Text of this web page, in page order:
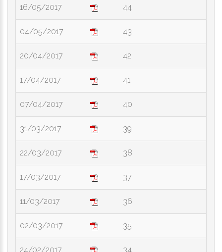
16/05/2017 44
04/05/2017 43
20/04/2017 42
17/04/2017 41
07/04/2017 40
31/03/2017 39
22/03/2017 38
17/03/2017 37
11/03/2017 36
02/03/2017 35
24/02/2017 34